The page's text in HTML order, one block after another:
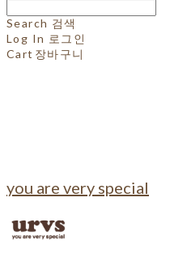
Search 검색
Log In 로그인
Cart 장바구니
you are very special